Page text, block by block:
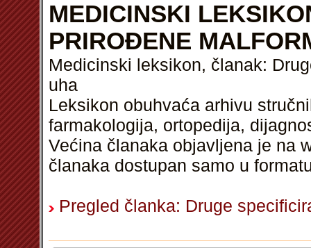
MEDICINSKI
PRIROĐENE
Medicinski leksikon, članak:
uha
Leksikon obuhvaća arhivu
farmakologija, ortopedija,
Većina članaka objavljena je na
članaka dostupan samo u
Pregled članka: Druge